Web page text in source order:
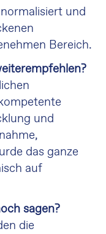
und
Bereich.
und
das ganze
auf
sagen?
die